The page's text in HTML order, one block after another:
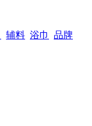
辅料 浴巾 品牌